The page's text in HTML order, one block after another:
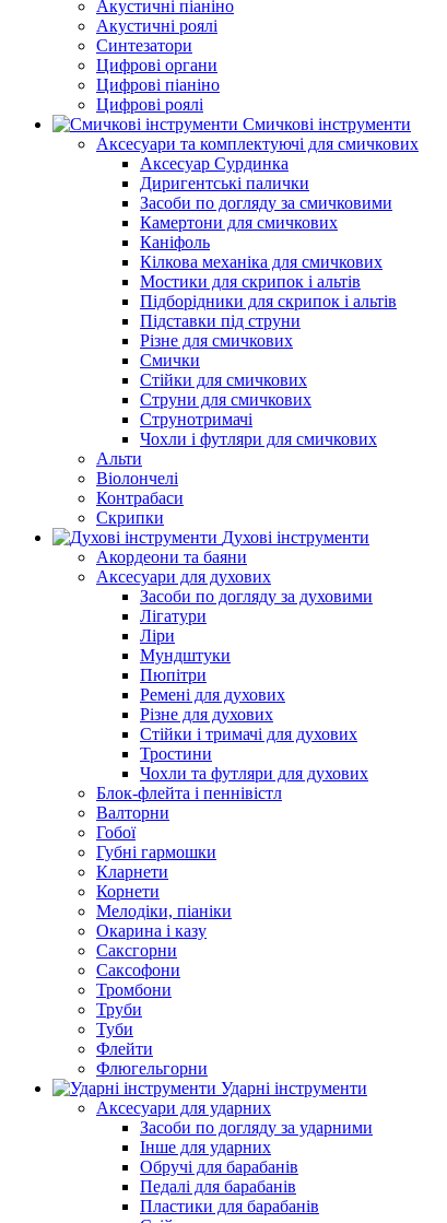
Акустичні піаніно
Акустичні роялі
Синтезатори
Цифрові органи
Цифрові піаніно
Цифрові роялі
Смичкові інструменти
Аксесуари та комплектуючі для смичкових
Аксесуар Сурдинка
Диригентські палички
Засоби по догляду за смичковими
Камертони для смичкових
Каніфоль
Кілкова механіка для смичкових
Мостики для скрипок і альтів
Підборiдники для скрипок і альтів
Підставки під струни
Різне для смичкових
Смички
Стійки для смичкових
Струни для смичкових
Струнотримачі
Чохли і футляри для смичкових
Альти
Віолончелі
Контрабаси
Скрипки
Духові інструменти
Акордеони та баяни
Аксесуари для духових
Засоби по догляду за духовими
Лігатури
Ліри
Мундштуки
Пюпітри
Ремені для духових
Різне для духових
Стійки і тримачі для духових
Тростини
Чохли та футляри для духових
Блок-флейта і пеннівістл
Валторни
Гобої
Губні гармошки
Кларнети
Корнети
Мелодіки, піаніки
Окарина і казу
Саксгорни
Саксофони
Тромбони
Труби
Туби
Флейти
Флюгельгорни
Ударні інструменти
Аксесуари для ударних
Засоби по догляду за ударними
Інше для ударних
Обручі для барабанів
Педалі для барабанів
Пластики для барабанів